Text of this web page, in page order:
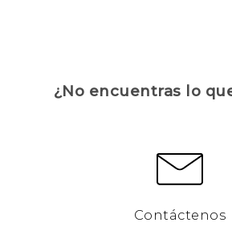
¿No encuentras lo
Contáctenos